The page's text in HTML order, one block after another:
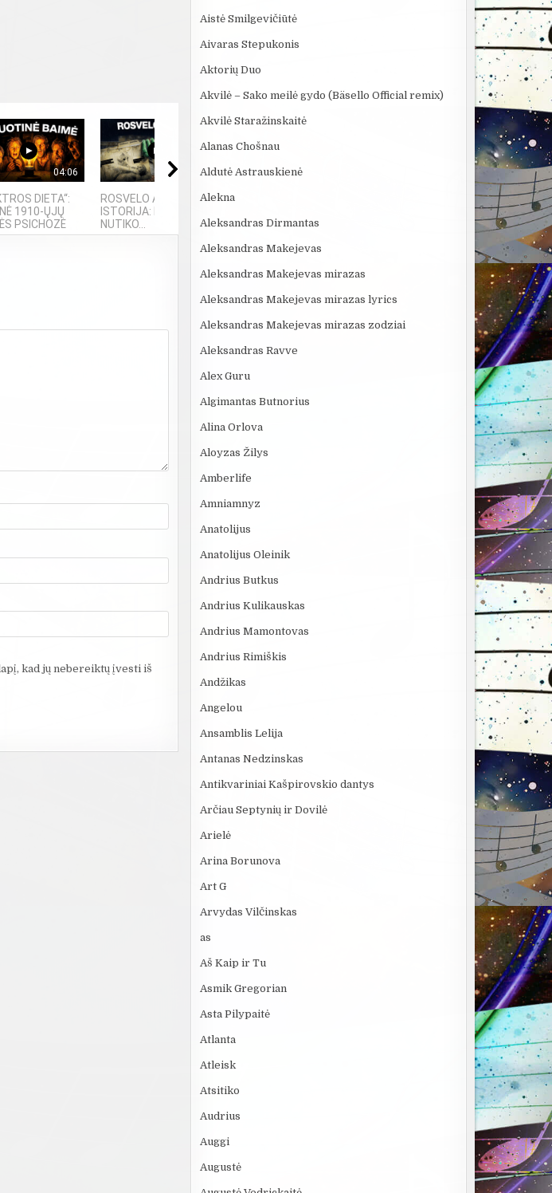
04:06
DIETA“:
1910-ŲJŲ
PSICHOZĖ
08:03
ROSVELO ATEIVIO
ISTORIJA: KAS
NUTIKO...
„Bręstantis blogis“ –
pakeitęs televizijos...
KAS SUKŪRĖ
INTELEKTĄ?
ISTORIJA IR
kad jų nebereiktų įvesti iš
Aistė Smilgevičiūtė
Aivaras Stepukonis
Aktorių Duo
Akvilė – Sako meilė gydo (Bäsello Official remix)
Akvilė Staražinskaitė
Alanas Chošnau
Aldutė Astrauskienė
Alekna
Aleksandras Dirmantas
Aleksandras Makejevas
Aleksandras Makejevas mirazas
Aleksandras Makejevas mirazas lyrics
Aleksandras Makejevas mirazas zodziai
Aleksandras Ravve
Alex Guru
Algimantas Butnorius
Alina Orlova
Aloyzas Žilys
Amberlife
Amniamnyz
Anatolijus
Anatolijus Oleinik
Andrius Butkus
Andrius Kulikauskas
Andrius Mamontovas
Andrius Rimiškis
Andžikas
Angelou
Ansamblis Lelija
Antanas Nedzinskas
Antikvariniai Kašpirovskio dantys
Arčiau Septynių ir Dovilė
Arielė
Arina Borunova
Art G
Arvydas Vilčinskas
as
Aš Kaip ir Tu
Asmik Gregorian
Asta Pilypaitė
Atlanta
Atleisk
Atsitiko
Audrius
Auggi
Augustė